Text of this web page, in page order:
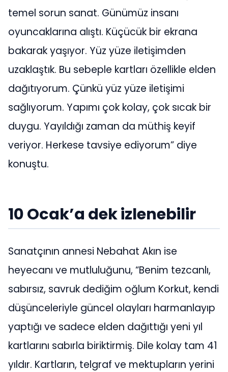
temel sorun sanat. Günümüz insanı
oyuncaklarına alıştı. Küçücük bir ekrana
bakarak yaşıyor. Yüz yüze iletişimden
uzaklaştık. Bu sebeple kartları özellikle elden
dağıtıyorum. Çünkü yüz yüze iletişimi
sağlıyorum. Yapımı çok kolay, çok sıcak bir
duygu. Yayıldığı zaman da müthiş keyif
veriyor. Herkese tavsiye ediyorum” diye
konuştu.
10 Ocak’a dek izlenebilir
Sanatçının annesi Nebahat Akın ise
heyecanı ve mutluluğunu, “Benim tezcanlı,
sabırsız, savruk dediğim oğlum Korkut, kendi
düşünceleriyle güncel olayları harmanlayıp
yaptığı ve sadece elden dağıttığı yeni yıl
kartlarını sabırla biriktirmiş. Dile kolay tam 41
yıldır. Kartların, telgraf ve mektupların yerini